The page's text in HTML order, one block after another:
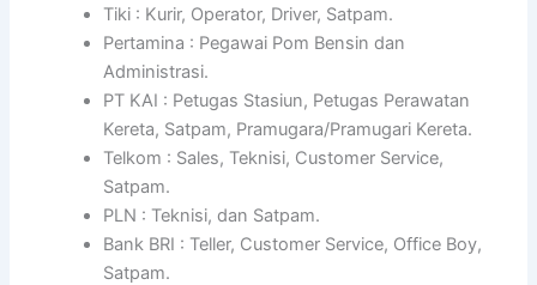
Tiki : Kurir, Operator, Driver, Satpam.
Pertamina : Pegawai Pom Bensin dan
Administrasi.
PT KAI : Petugas Stasiun, Petugas Perawatan
Kereta, Satpam, Pramugara/Pramugari Kereta.
Telkom : Sales, Teknisi, Customer Service,
Satpam.
PLN : Teknisi, dan Satpam.
Bank BRI : Teller, Customer Service, Office Boy,
Satpam.